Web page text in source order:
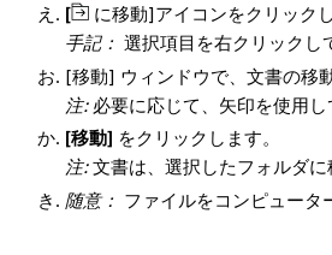
[
に移動]アイコンをクリックし
手記： 選択項目を右クリックし
[移動] ウィンドウで、文書の移
注:必要に応じて、矢印を使用し
[移動] をクリックします。
注:文書は、選択したフォルダに
随意： ファイルをコンピュータ